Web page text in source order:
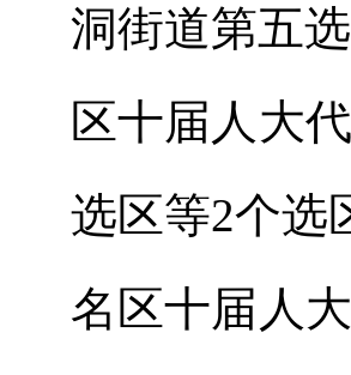
洞街道第五
区十届人大
选区等2个选
名区十届人